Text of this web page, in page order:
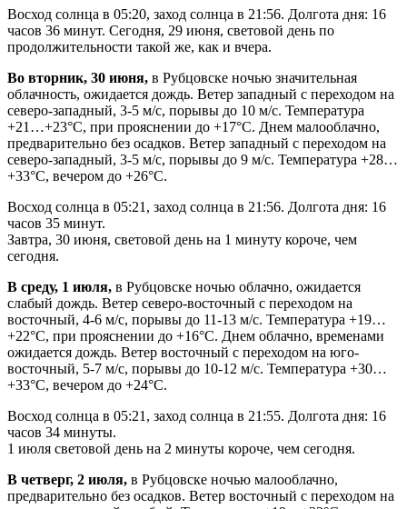
Восход солнца в 05:20, заход солнца в 21:56. Долгота дня: 16
часов 36 минут. Сегодня, 29 июня, световой день по
продолжительности такой же, как и вчера.
Во вторник, 30 июня, в Рубцовске ночью значительная
облачность, ожидается дождь. Ветер западный с переходом на
северо-западный, 3-5 м/с, порывы до 10 м/с. Температура
+21…+23°С, при прояснении до +17°С. Днем малооблачно,
предварительно без осадков. Ветер западный с переходом на
северо-западный, 3-5 м/с, порывы до 9 м/с. Температура +28…
+33°С, вечером до +26°С.
Восход солнца в 05:21, заход солнца в 21:56. Долгота дня: 16
часов 35 минут.
Завтра, 30 июня, световой день на 1 минуту короче, чем
сегодня.
В среду, 1 июля, в Рубцовске ночью облачно, ожидается
слабый дождь. Ветер северо-восточный с переходом на
восточный, 4-6 м/с, порывы до 11-13 м/с. Температура +19…
+22°С, при прояснении до +16°С. Днем облачно, временами
ожидается дождь. Ветер восточный с переходом на юго-
восточный, 5-7 м/с, порывы до 10-12 м/с. Температура +30…
+33°С, вечером до +24°С.
Восход солнца в 05:21, заход солнца в 21:55. Долгота дня: 16
часов 34 минуты.
1 июля световой день на 2 минуты короче, чем сегодня.
В четверг, 2 июля, в Рубцовске ночью малооблачно,
предварительно без осадков. Ветер восточный с переходом на